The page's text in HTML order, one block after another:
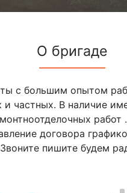
О бригаде
с большим опытом
и частных. В наличие
договора
пишите будем